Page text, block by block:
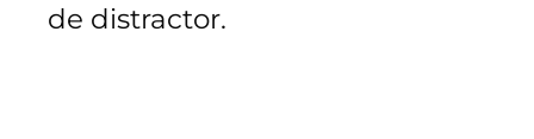
de distractor.